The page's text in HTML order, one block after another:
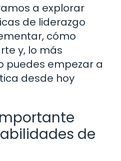
a explorar
de liderazgo
cómo
y, lo más
puedes empezar a
desde hoy
de